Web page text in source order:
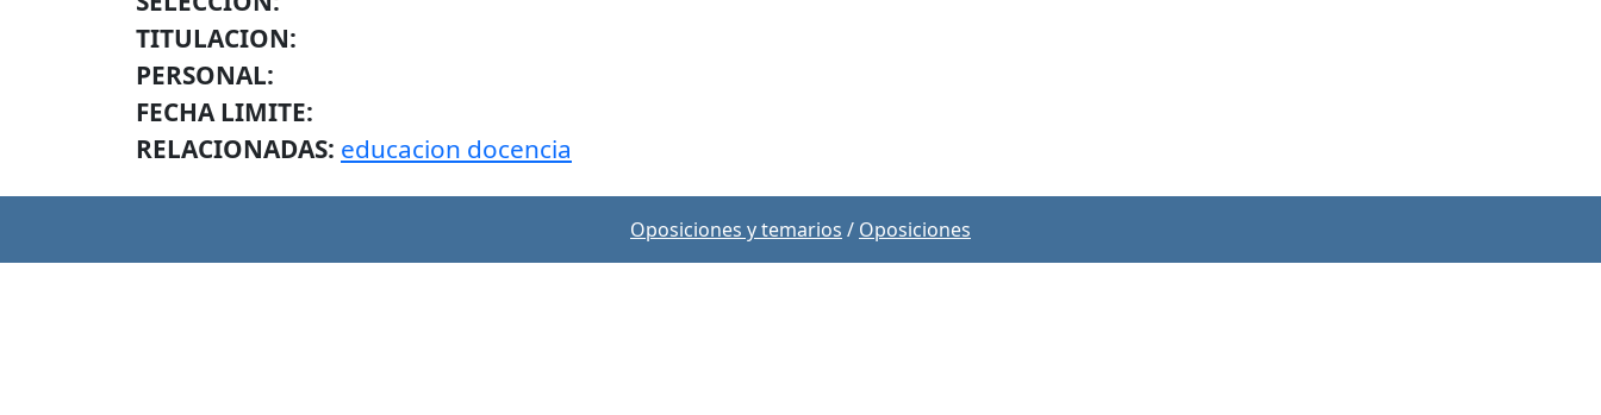
TITULACION:
PERSONAL:
FECHA LIMITE:
RELACIONADAS: educacion docencia
Oposiciones y temarios / Oposiciones